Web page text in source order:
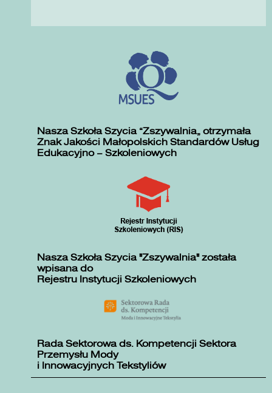
Nasza Szkoła Szycia „Zszywalnia” otrzymała
Znak Jakości Małopolskich Standardów Usług
Edukacyjno – Szkoleniowych
Nasza Szkoła Szycia "Zszywalnia" została
wpisana do
Rejestru Instytucji Szkoleniowych
Rada Sektorowa ds. Kompetencji Sektora
Przemysłu Mody
i Innowacyjnych Tekstyliów